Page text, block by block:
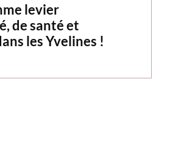
levier
de santé et
les Yvelines !